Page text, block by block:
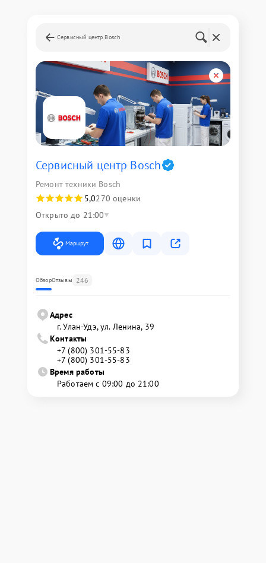
Сервисный центр Bosch
Сервисный центр Bosch
Ремонт техники Bosch
5,0270 оценки
Открыто до 21:00
Маршрут
ОбзорОтзывы 246
Адрес
г. Улан-Удэ, ул. Ленина, 39
Контакты
+7 (800) 301-55-83
+7 (800) 301-55-83
Время работы
Работаем с 09:00 до 21:00